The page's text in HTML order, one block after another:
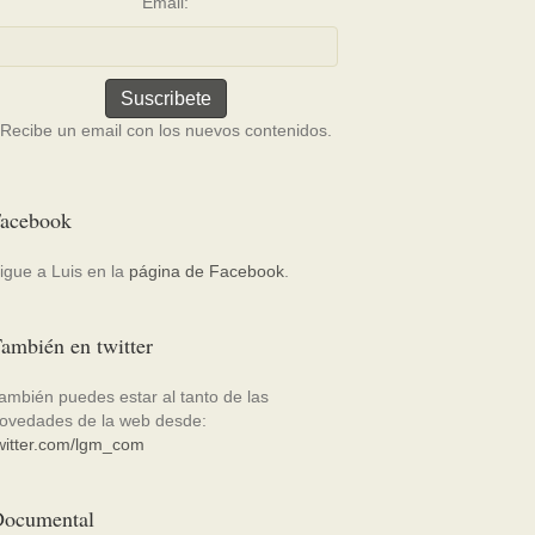
Recibe un email con los nuevos contenidos.
a Luis en la página de Facebook
en twitter
puedes estar al tanto de las
de la web desde:
lgm_com